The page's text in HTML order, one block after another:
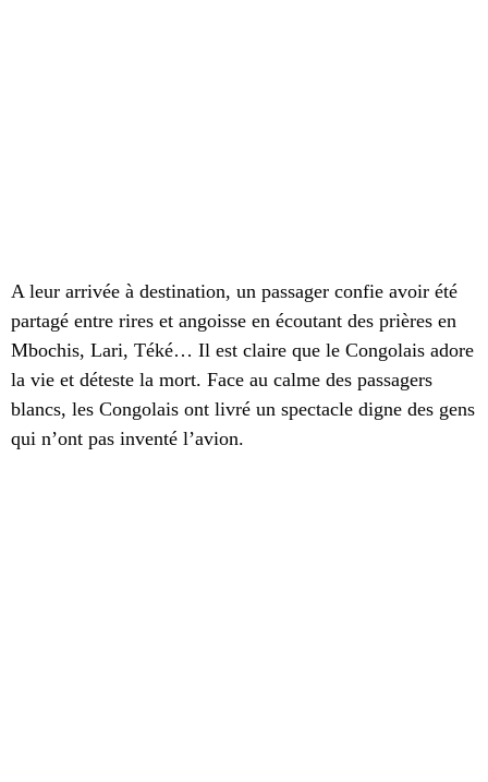
A leur arrivée à destination, un passager confie avoir été
partagé entre rires et angoisse en écoutant des prières en
Mbochis, Lari, Téké… Il est claire que le Congolais adore
la vie et déteste la mort. Face au calme des passagers
blancs, les Congolais ont livré un spectacle digne des gens
qui n’ont pas inventé l’avion.